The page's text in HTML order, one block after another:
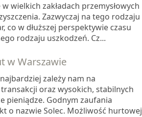
wielkich zakładach przemysłowych
Zazwyczaj na tego rodzaju
co w dłuższej perspektywie czasu
rodzaju uszkodzeń. Cz...
w Warszawie
zależy nam na
oraz wysokich, stabilnych
pieniądze. Godnym zaufania
o nazwie Solec. Możliwość hurtowej